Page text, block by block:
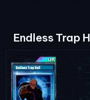
Endless Trap